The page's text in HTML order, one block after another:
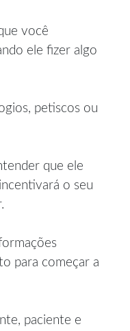
você
ele fizer algo
petiscos ou
que ele
o seu
para começar a
paciente e